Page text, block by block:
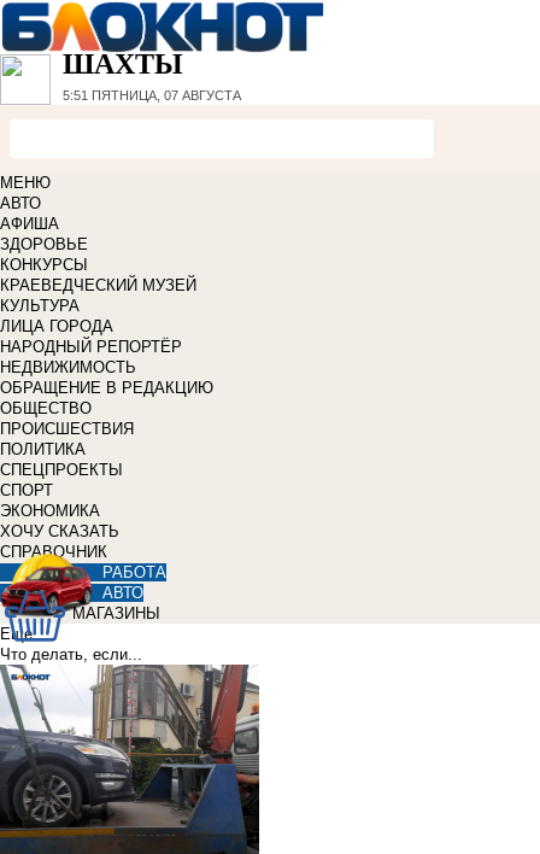
ШАХТЫ
5:51 ПЯТНИЦА, 07 АВГУСТА
МЕНЮ
АВТО
АФИША
ЗДОРОВЬЕ
КОНКУРСЫ
КРАЕВЕДЧЕСКИЙ МУЗЕЙ
КУЛЬТУРА
ЛИЦА ГОРОДА
НАРОДНЫЙ РЕПОРТЁР
НЕДВИЖИМОСТЬ
ОБРАЩЕНИЕ В РЕДАКЦИЮ
ОБЩЕСТВО
ПРОИСШЕСТВИЯ
ПОЛИТИКА
СПЕЦПРОЕКТЫ
СПОРТ
ЭКОНОМИКА
ХОЧУ СКАЗАТЬ
СПРАВОЧНИК
РАБОТА
АВТО
МАГАЗИНЫ
Еще
Что делать, если...